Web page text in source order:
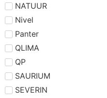
NATUUR
Nivel
Panter
QLIMA
QP
SAURIUM
SEVERIN